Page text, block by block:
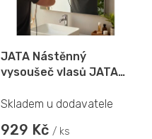
JATA Nástěnný
vysoušeč vlasů JATA
Skladem u dodavatele
929 Kč / ks